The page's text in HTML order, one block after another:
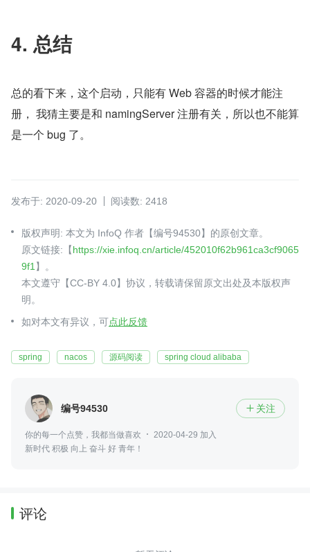
4. 总结
总的看下来，这个启动，只能有 Web 容器的时候才能注
册， 我猜主要是和 namingServer 注册有关，所以也不能算
是一个 bug 了。
发布于: 2020-09-20 阅读数: 2418
版权声明: 本文为 InfoQ 作者【编号94530】的原创文章。
原文链接:【https://xie.infoq.cn/article/452010f62b961ca3cf9065
9f1】。
本文遵守【CC-BY 4.0】协议，转载请保留原文出处及本版权声
明。
如对本文有异议，可点此反馈
spring nacos 源码阅读 spring cloud alibaba
编号94530  关注
你的每一个点赞，我都当做喜欢
2020-04-29 加入
新时代 积极 向上 奋斗 好 青年！
评论